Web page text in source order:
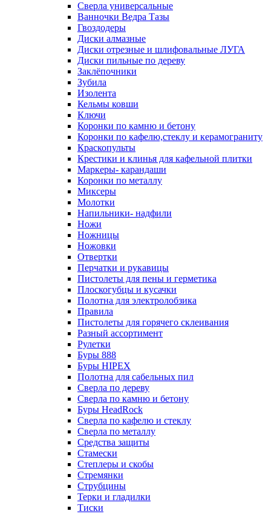
Сверла универсальные
Ванночки Ведра Тазы
Гвоздодеры
Диски алмазные
Диски отрезные и шлифовальные ЛУГА
Диски пильные по дереву
Заклёпочники
Зубила
Изолента
Кельмы ковши
Ключи
Коронки по камню и бетону
Коронки по кафелю,стеклу и керамограниту
Краскопульты
Крестики и клинья для кафельной плитки
Маркеры- карандаши
Коронки по металлу
Миксеры
Молотки
Напильники- надфили
Ножи
Ножницы
Ножовки
Отвертки
Перчатки и рукавицы
Пистолеты для пены и герметика
Плоскогубцы и кусачки
Полотна для электролобзика
Правила
Пистолеты для горячего склеивания
Разный ассортимент
Рулетки
Буры 888
Буры HIPEX
Полотна для сабельных пил
Сверла по дереву
Сверла по камню и бетону
Буры HeadRock
Сверла по кафелю и стеклу
Сверла по металлу
Средства защиты
Стамески
Степлеры и скобы
Стремянки
Струбцины
Терки и гладилки
Тиски